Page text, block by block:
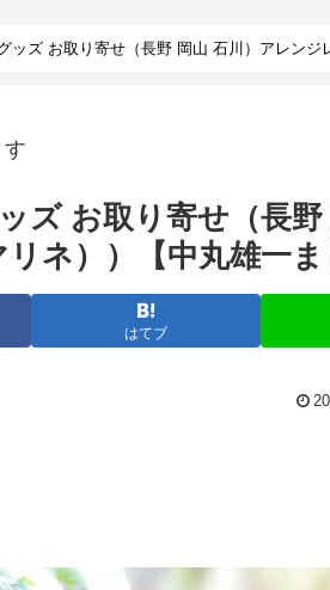
ッズ お取り寄せ（長野 岡山 石川）アレン
ズ お取り寄せ（長野
ネ））【中丸雄一ま
はてブ